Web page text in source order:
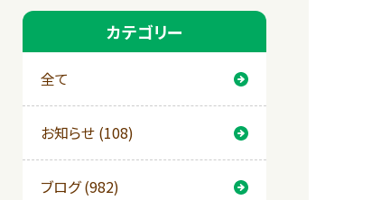
カテゴリー
全て
お知らせ (108)
ブログ (982)